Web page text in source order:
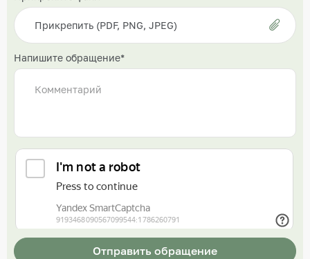
Прикрепить (PDF, PNG, JPEG)
Напишите обращение*
Отправить обращение